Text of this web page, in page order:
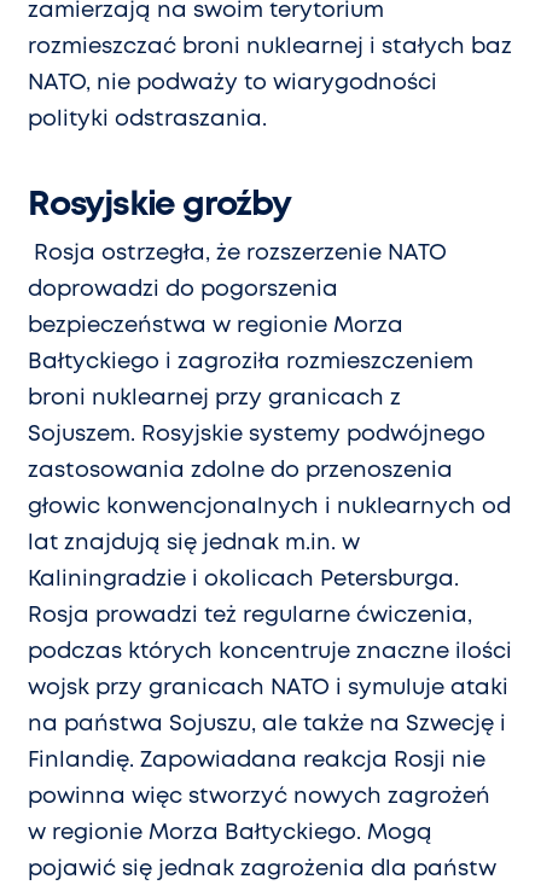
zamierzają na swoim terytorium
rozmieszczać broni nuklearnej i stałych baz
NATO, nie podważy to wiarygodności
polityki odstraszania.
Rosyjskie groźby
Rosja ostrzegła, że rozszerzenie NATO
doprowadzi do pogorszenia
bezpieczeństwa w regionie Morza
Bałtyckiego i zagroziła rozmieszczeniem
broni nuklearnej przy granicach z
Sojuszem. Rosyjskie systemy podwójnego
zastosowania zdolne do przenoszenia
głowic konwencjonalnych i nuklearnych od
lat znajdują się jednak m.in. w
Kaliningradzie i okolicach Petersburga.
Rosja prowadzi też regularne ćwiczenia,
podczas których koncentruje znaczne ilości
wojsk przy granicach NATO i symuluje ataki
na państwa Sojuszu, ale także na Szwecję i
Finlandię. Zapowiadana reakcja Rosji nie
powinna więc stworzyć nowych zagrożeń
w regionie Morza Bałtyckiego. Mogą
pojawić się jednak zagrożenia dla państw